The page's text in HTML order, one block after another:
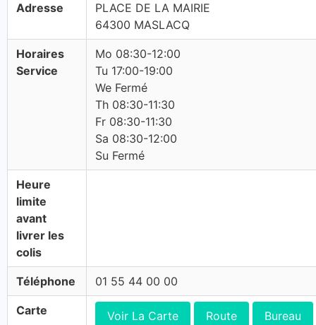
Adresse
PLACE DE LA MAIRIE
64300 MASLACQ
Horaires
Service
Mo 08:30-12:00
Tu 17:00-19:00
We Fermé
Th 08:30-11:30
Fr 08:30-11:30
Sa 08:30-12:00
Su Fermé
Heure
limite
avant
livrer les
colis
Téléphone 01 55 44 00 00
Carte Voir La Carte Route Bureau